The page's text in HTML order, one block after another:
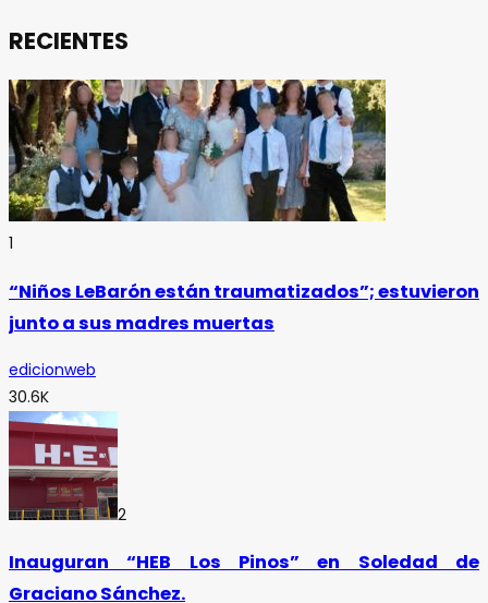
RECIENTES
1
“Niños LeBarón están traumatizados”; estuvieron
junto a sus madres muertas
edicionweb
30.6K
2
Inauguran “HEB Los Pinos” en Soledad de
Graciano Sánchez.